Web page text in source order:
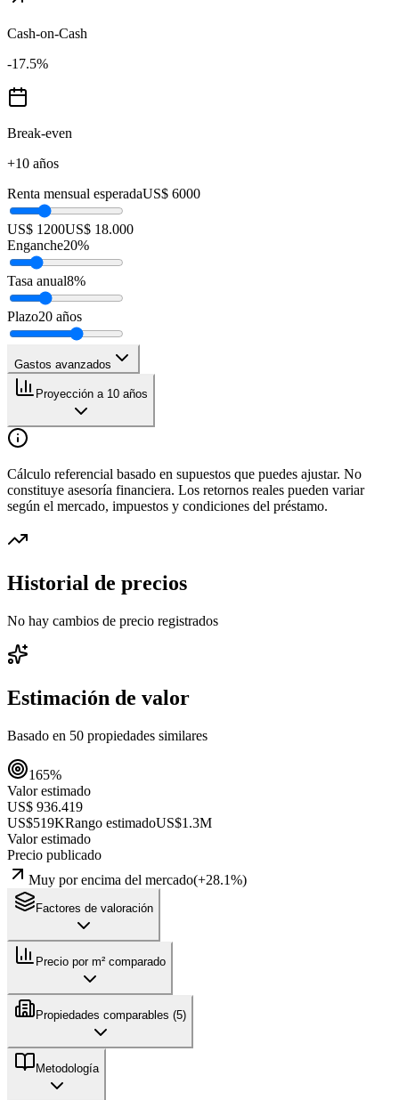
Cash-on-Cash
-17.5%
Break-even
+10 años
Renta mensual esperadaUS$ 6000
US$ 1200US$ 18.000
Enganche20%
Tasa anual8%
Plazo20 años
Gastos avanzados
Proyección a 10 años
Cálculo referencial basado en supuestos que puedes ajustar. No
constituye asesoría financiera. Los retornos reales pueden variar
según el mercado, impuestos y condiciones del préstamo.
Historial de precios
No hay cambios de precio registrados
Estimación de valor
Basado en 50 propiedades similares
165%
Valor estimado
US$ 936.419
US$519KRango estimadoUS$1.3M
Valor estimado
Precio publicado
Muy por encima del mercado(+28.1%)
Factores de valoración
Precio por m² comparado
Propiedades comparables (5)
Metodología